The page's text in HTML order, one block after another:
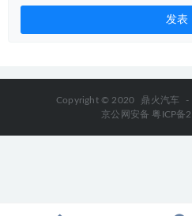
Copyright © 2020 鼎火汽车 -
京公网安备 粤ICP备